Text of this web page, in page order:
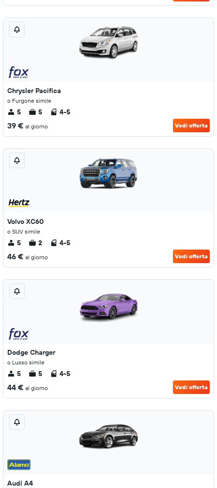
Chrysler Pacifica
o Furgone simile
5 5 4-5
39 € al giorno Vedi offerta
Volvo XC60
o SUV simile
5 2 4-5
46 € al giorno Vedi offerta
Dodge Charger
o Lusso simile
5 5 4-5
44 € al giorno Vedi offerta
Audi A4